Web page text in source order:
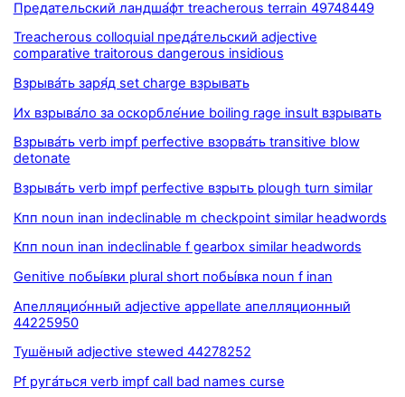
Предательский ландша́фт treacherous terrain 49748449
Treacherous colloquial преда́тельский adjective
comparative traitorous dangerous insidious
Взрыва́ть заря́д set charge взрывать
Их взрыва́ло за оскорбле́ние boiling rage insult взрывать
Взрыва́ть verb impf perfective взорва́ть transitive blow
detonate
Взрыва́ть verb impf perfective взрыть plough turn similar
Кпп noun inan indeclinable m checkpoint similar headwords
Кпп noun inan indeclinable f gearbox similar headwords
Genitive побы́вки plural short побы́вка noun f inan
Апелляцио́нный adjective appellate апелляционный
44225950
Тушёный adjective stewed 44278252
Pf руга́ться verb impf call bad names curse